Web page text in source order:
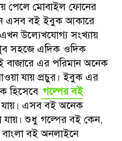
পেলে মোবাইল ফোনের
এসব বই ইবুক আকারে
এখন উল্যেখযোগ্য সংখ্যায়
সহজে এদিক ওদিক
বাজারে এর পরিমান অনেক
যায় প্রচুর। ইবুক এর
হিসেবে গল্পের বই
যায়। এসব বই অনেক
যায়। শুধু গল্পের বই কেন,
বই অনলাইনে